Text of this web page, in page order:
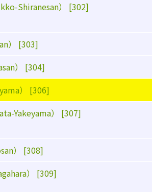
Shiranesan） [302]
） [303]
） [304]
） [306]
Yakeyama） [307]
） [308]
） [309]